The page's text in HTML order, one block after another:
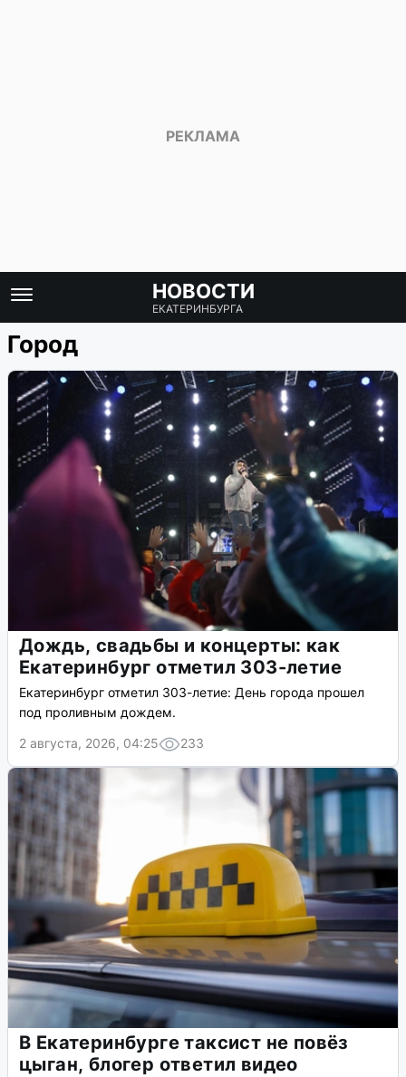
НОВОСТИ
ЕКАТЕРИНБУРГА
Город
Дождь, свадьбы и концерты: как
Екатеринбург отметил 303-летие
Екатеринбург отметил 303-летие: День города прошел
под проливным дождем.
2 августа, 2026, 04:25
233
В Екатеринбурге таксист не повёз
цыган, блогер ответил видео